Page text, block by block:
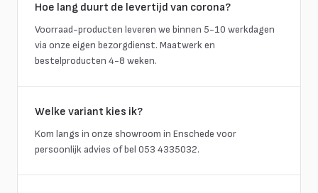
Hoe lang duurt de levertijd van corona?
Voorraad-producten leveren we binnen 5-10 werkdagen
via onze eigen bezorgdienst. Maatwerk en
bestelproducten 4-8 weken.
Welke variant kies ik?
Kom langs in onze showroom in Enschede voor
persoonlijk advies of bel 053 4335032.